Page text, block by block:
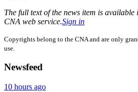
The full text of the news item is
CNA web service.Sign in
Copyrights belong to the CNA and are only
use.
Newsfeed
10 hours ago